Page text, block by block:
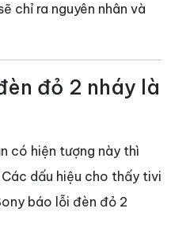
chỉ ra nguyên nhân và
đỏ 2 nháy là
có hiện tượng này thì
dấu hiệu cho thấy tivi
báo lỗi đèn đỏ 2